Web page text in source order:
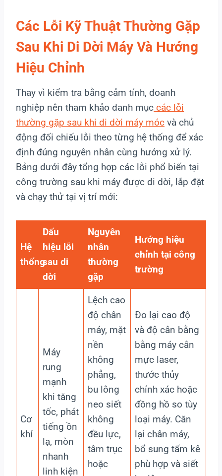
Các Lỗi Kỹ Thuật Thường Gặp
Sau Khi Di Dời Máy Và Hướng
Hiệu Chỉnh
Thay vì kiểm tra bằng cảm tính, doanh
nghiệp nên tham khảo danh mục các lỗi
thường gặp sau khi di dời máy móc và chủ
động đối chiếu lỗi theo từng hệ thống để xác
định đúng nguyên nhân cùng hướng xử lý.
Bảng dưới đây tổng hợp các lỗi phổ biến tại
công trường sau khi máy được di dời, lắp đặt
và chạy thử tại vị trí mới:
Hệ
thống
Dấu
hiệu lỗi
sau di
dời
Nguyên
nhân
thường
gặp
Hướng hiệu
chỉnh tại công
trường
Cơ
khí
Máy
rung
mạnh
khi tăng
tốc, phát
tiếng ồn
lạ, mòn
nhanh
linh kiện
Lệch cao
độ chân
máy, mặt
nền
không
phẳng,
bu lông
neo siết
không
đều lực,
tâm trục
hoặc
Đo lại cao độ
và độ cân bằng
bằng máy cân
mực laser,
thước thủy
chính xác hoặc
đồng hồ so tùy
loại máy. Căn
lại chân máy,
bổ sung tấm kê
phù hợp và siết